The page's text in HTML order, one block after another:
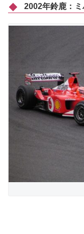
2002年鈴鹿：